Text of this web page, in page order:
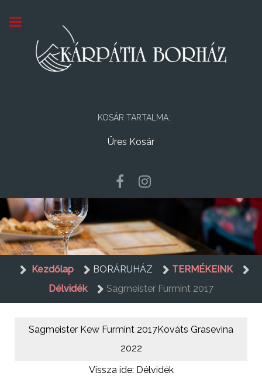
KOSÁR TARTALMA:
Üres Kosár
Kezdőlap BORÁRUHÁZ
TERMÉKEINK
Délvidék
Sagmeister Furmint 2017
Sagmeister Kew Furmint 2017Kováts Grasevina
2022
Vissza ide: Délvidék